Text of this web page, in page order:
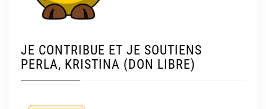
JE CONTRIBUE ET JE SOUTIENS
PERLA, KRISTINA (DON LIBRE)